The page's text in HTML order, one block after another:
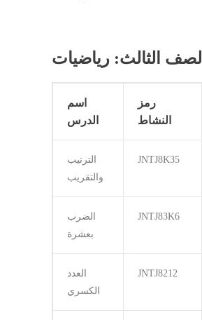
الصف الثالث: رياضيات
اسم
الدرس
رمز
النشاط
الترتيب
والتقريب
JNTJ8K35
الضرب
بعشرة
JNTJ83K6
العدد
الكسري
JNTJ8212